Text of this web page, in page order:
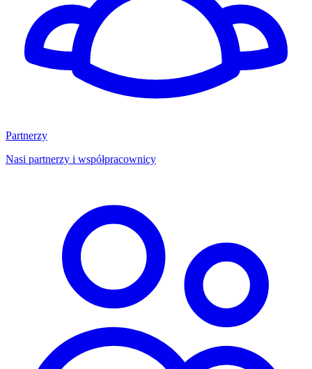
Partnerzy
Nasi partnerzy i współpracownicy